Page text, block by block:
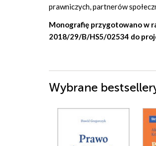
prawniczych, partnerów
Monografię przygotowano w
2018/29/B/HS5/02534 do
Wybrane